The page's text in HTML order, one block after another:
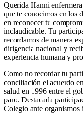
Querida Hanni enfermera
que te conocimos en los
en reconocer tu
inclaudicable. Tu
recordamos de manera
dirigencia nacional y
experiencia humana y
Como no recordar tu
conciliación el acuerdo
salud en 1996 entre el
paro. Destacada
Colegio ante organismos